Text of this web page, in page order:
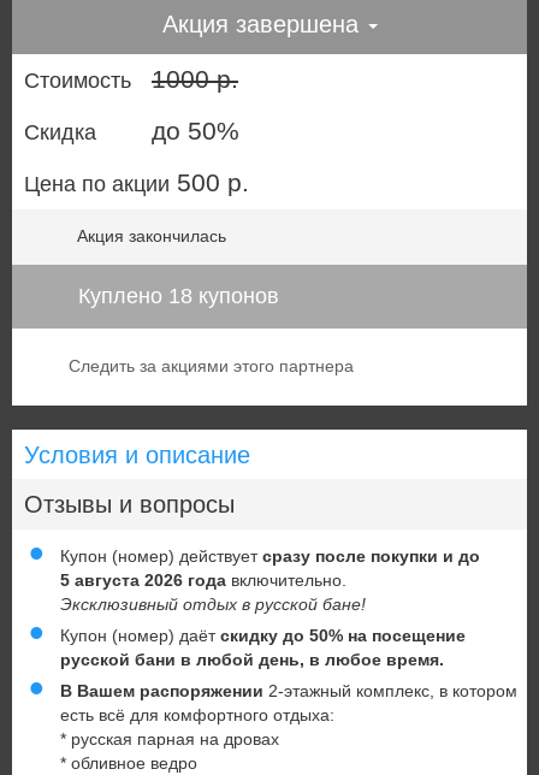
Акция завершена
Стоимость 1000 р.
Скидка до 50%
Цена по акции 500 р.
Акция закончилась
Куплено 18 купонов
Следить за акциями этого партнера
Условия и описание
Отзывы и вопросы
Купон (номер) действуетсразу после покупки и до
5 августа 2026 года включительно.
Эксклюзивный отдых в русской бане!
Купон (номер) даётскидку до 50% на посещение
русской бани в любой день, в любое время.
В Вашем распоряжении 2-этажный комплекс, в котором
есть всё для комфортного отдыха:
* русская парная на дровах
* обливное ведро